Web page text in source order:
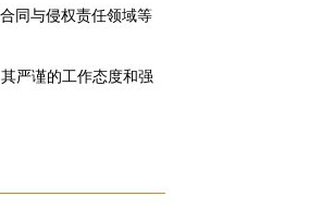
同与侵权责任领域等
严谨的工作态度和强